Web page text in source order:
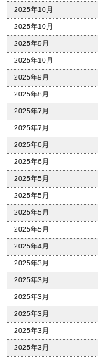
2025年10月
2025年10月
2025年9月
2025年10月
2025年9月
2025年8月
2025年7月
2025年7月
2025年6月
2025年6月
2025年5月
2025年5月
2025年5月
2025年5月
2025年4月
2025年3月
2025年3月
2025年3月
2025年3月
2025年3月
2025年3月